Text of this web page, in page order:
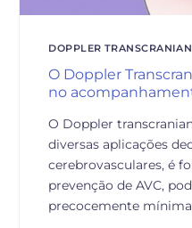
DOPPLER
O Doppler
no
O Doppler
diversas aplicações
cerebrovasculares, é
prevenção de AVC,
precocemente